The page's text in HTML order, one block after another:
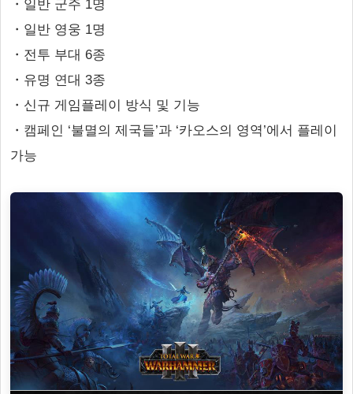
・일반 군주 1명
・일반 영웅 1명
・전투 부대 6종
・유명 연대 3종
・신규 게임플레이 방식 및 기능
・캠페인 ‘불멸의 제국들’과 ‘카오스의 영역’에서 플레이
가능